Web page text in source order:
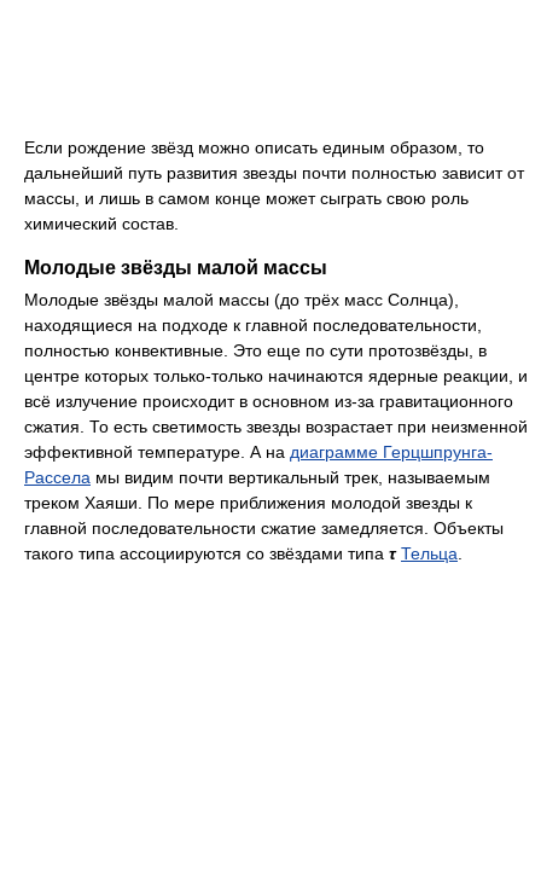
Если рождение звёзд можно описать единым образом, то
дальнейший путь развития звезды почти полностью зависит от
массы, и лишь в самом конце может сыграть свою роль
химический состав.
Молодые звёзды малой массы
Молодые звёзды малой массы (до трёх масс Солнца),
находящиеся на подходе к главной последовательности,
полностью конвективные. Это еще по сути протозвёзды, в
центре которых только-только начинаются ядерные реакции, и
всё излучение происходит в основном из-за гравитационного
сжатия. То есть светимость звезды возрастает при неизменной
эффективной температуре. А на диаграмме Герцшпрунга-
Рассела мы видим почти вертикальный трек, называемым
треком Хаяши. По мере приближения молодой звезды к
главной последовательности сжатие замедляется. Объекты
такого типа ассоциируются со звёздами типа τ Тельца.